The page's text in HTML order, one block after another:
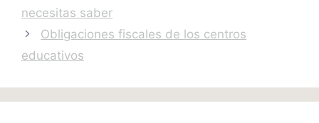
necesitas saber
Obligaciones fiscales de los centros
educativos